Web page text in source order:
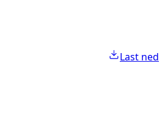
Last ned